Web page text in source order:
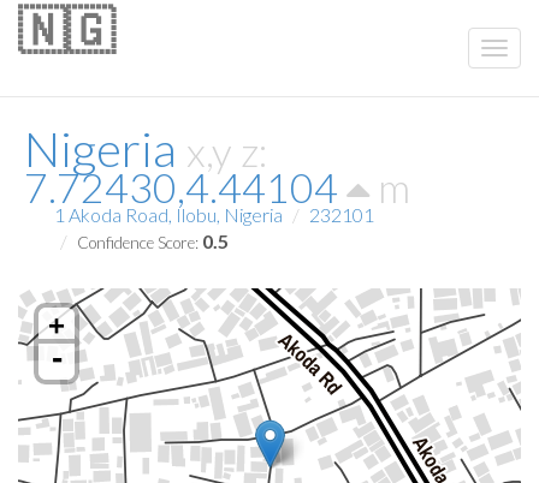
Nigeria x,y z:
7.72430,4.44104 m
🇳🇬
1 Akoda Road, Ilobu, Nigeria 232101
Confidence Score: 0.5
+
-